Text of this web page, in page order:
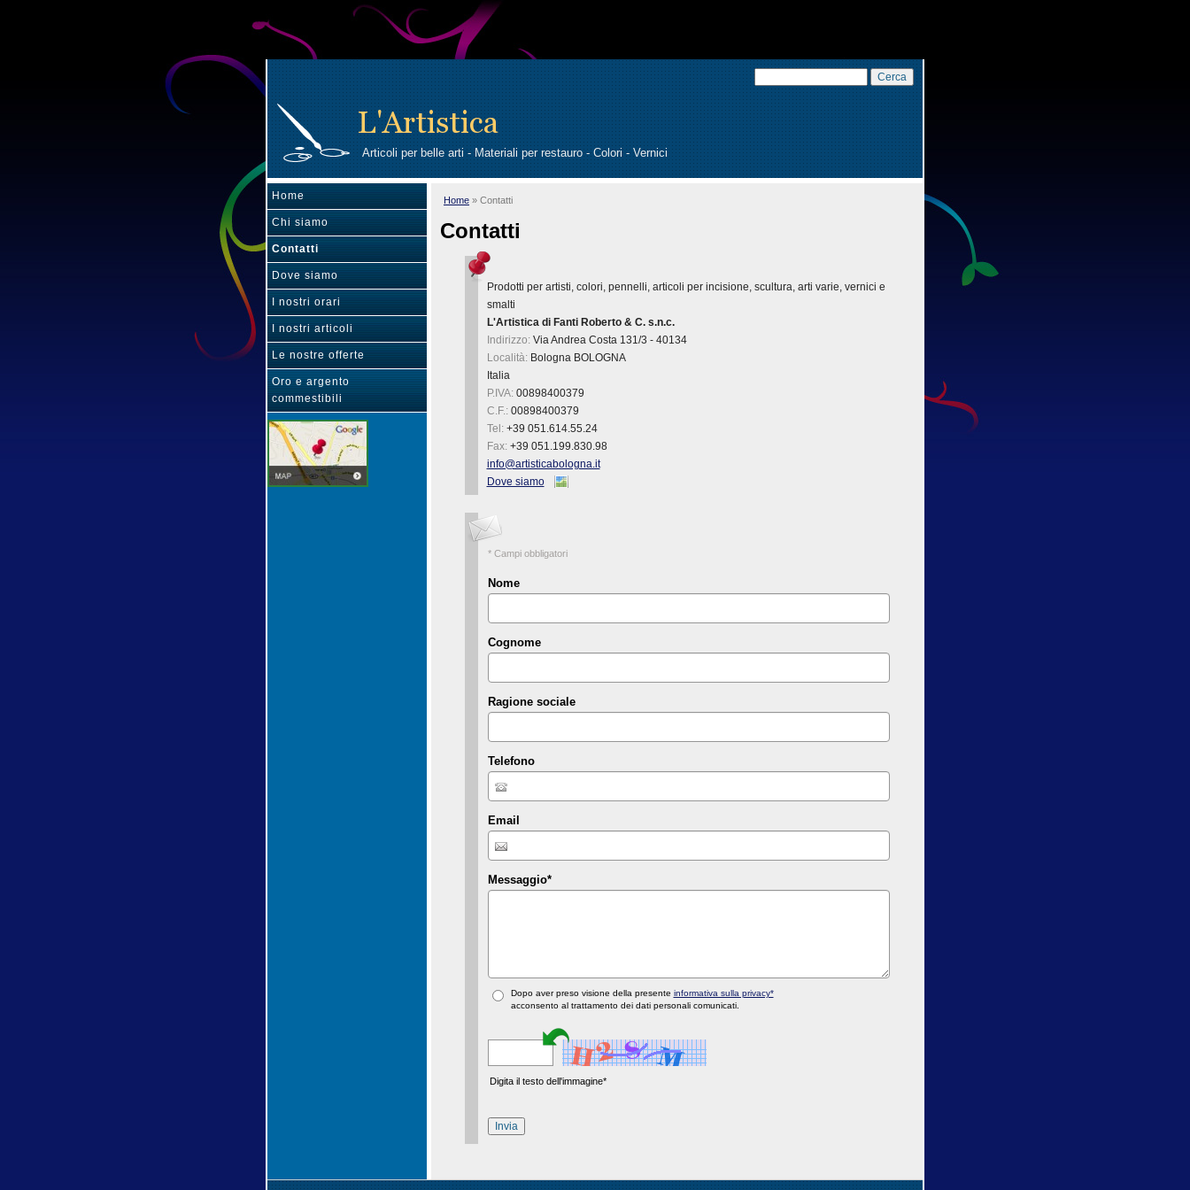
Articoli per belle arti - Materiali per restauro - Colori - Vernici
Home
Chi siamo
Contatti
Dove siamo
I nostri orari
I nostri articoli
Le nostre offerte
Oro e argento
commestibili
Home » Contatti
Contatti
Prodotti per artisti, colori, pennelli, articoli per incisione, scultura, arti varie, vernici e
smalti
L'Artistica di Fanti Roberto & C. s.n.c.
Indirizzo:Via Andrea Costa 131/3 - 40134
Località:Bologna BOLOGNA
Italia
P.IVA: 00898400379
C.F.: 00898400379
Tel: +39 051.614.55.24
Fax: +39 051.199.830.98
info@artisticabologna.it
Dove siamo
* Campi obbligatori
Nome
Cognome
Ragione sociale
Telefono
Email
Messaggio*
Dopo aver preso visione della presente informativa sulla privacy*
acconsento al trattamento dei dati personali comunicati.
Digita il testo dell'immagine*